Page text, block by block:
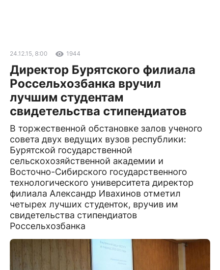
24.12.15, 8:00 1944
Директор Бурятского филиала
Россельхозбанка вручил
лучшим студентам
свидетельства стипендиатов
В торжественной обстановке залов ученого
совета двух ведущих вузов республики:
Бурятской государственной
сельскохозяйственной академии и
Восточно-Сибирского государственного
технологического университета директор
филиала Александр Ивахинов отметил
четырех лучших студенток, вручив им
свидетельства стипендиатов
Россельхозбанка